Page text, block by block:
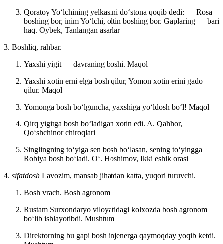
Qoratoy Yoʻlchining yelkasini doʻstona qoqib dedi: — Rosa
boshing bor, inim Yoʻlchi, oltin boshing bor. Gaplaring — bari
haq. Oybek, Tanlangan asarlar
3. Boshliq, rahbar.
Yaxshi yigit — davraning boshi. Maqol
Yaxshi xotin erni elga bosh qilur, Yomon xotin erini gado
qilur. Maqol
Yomonga bosh boʻlguncha, yaxshiga yoʻldosh boʻl! Maqol
Qirq yigitga bosh boʻladigan xotin edi. A. Qahhor,
Qoʻshchinor chiroqlari
Singlingning toʻyiga sen bosh boʻlasan, sening toʻyingga
Robiya bosh boʻladi. Oʻ. Hoshimov, Ikki eshik orasi
4. sifatdosh Lavozim, mansab jihatdan katta, yuqori turuvchi.
Bosh vrach. Bosh agronom.
Rustam Surxondaryo viloyatidagi kolxozda bosh agronom
boʻlib ishlayotibdi. Mushtum
Direktorning bu gapi bosh injenerga qaymoqday yoqib ketdi.